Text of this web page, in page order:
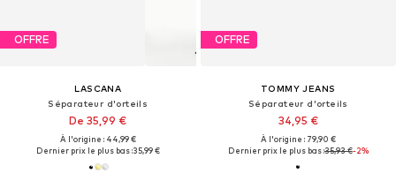
OFFRE
LASCANA
Séparateur d'orteils
De 35,99 €
À l'origine : 44,99 €
Dernier prix le plus bas :35,99 €
OFFRE
TOMMY JEANS
Séparateur d'orteils
34,95 €
À l'origine : 79,90 €
Dernier prix le plus bas :35,93 €-2%